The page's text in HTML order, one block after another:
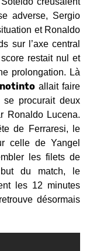
adverse, Sergio
et Ronaldo
sur l’axe central
restait nul et
prolongation. Là
allait faire
se procurait deux
Ronaldo Lucena.
de Ferraresi, le
celle de Yangel
les filets de
du match, le
les 12 minutes
désormais